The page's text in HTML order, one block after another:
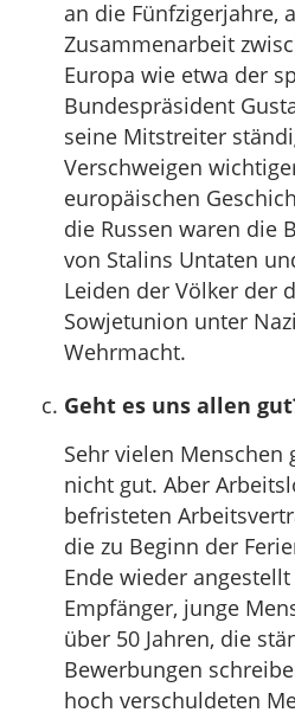
an die Fünfzigerjahre,
Zusammenarbeit
Europa wie etwa der
Bundespräsident
seine Mitstreiter
Verschweigen
europäischen
die Russen waren die
von Stalins Untaten
Leiden der Völker der
Sowjetunion unter
Wehrmacht.
Geht es uns allen
Sehr vielen Menschen
nicht gut. Aber
befristeten
die zu Beginn der
Ende wieder
Empfänger, junge
über 50 Jahren, die
Bewerbungen
hoch verschuldeten